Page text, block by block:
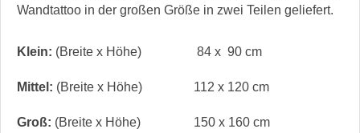
Wandtattoo in der großen Größe in zwei Teilen geliefert.
Klein: (Breite x Höhe) 84 x 90 cm
Mittel: (Breite x Höhe) 112 x 120 cm
Groß: (Breite x Höhe) 150 x 160 cm